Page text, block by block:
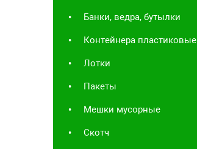
Банки, ведра, бутылки
Контейнера пластиковые
Лотки
Пакеты
Мешки мусорные
Скотч